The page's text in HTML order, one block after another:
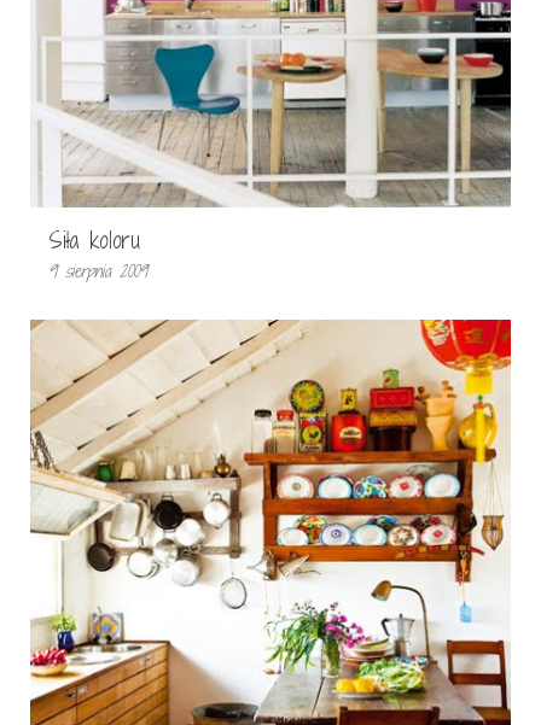
Siła koloru
9 sierpnia 2009